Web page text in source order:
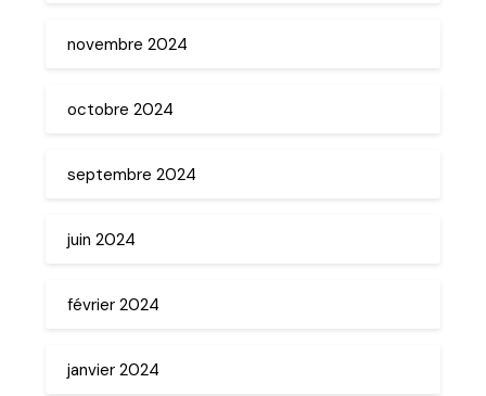
novembre 2024
octobre 2024
septembre 2024
juin 2024
février 2024
janvier 2024